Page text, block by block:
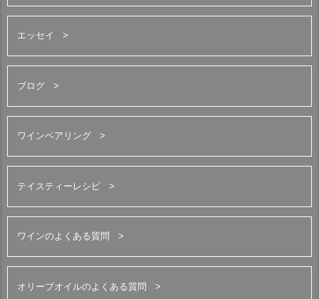
エッセイ
ブログ
ワインペアリング
テイスティーレシピ
ワインのよくある質問
オリーブオイルのよくある質問